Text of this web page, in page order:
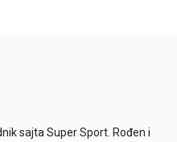
sajta Super Sport. Rođen i